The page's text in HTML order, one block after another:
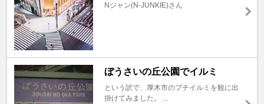
Nジャン(N-JUNKIE)さん
ぼうさいの丘公園でイルミ
という訳で、厚木市のプチイルミを観に出
掛けてみました。 ...